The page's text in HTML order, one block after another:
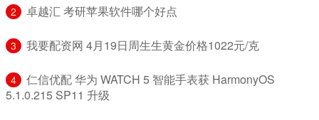
2 ​卓越汇 考研苹果软件哪个好点
3 ​我要配资网 4月19日周生生黄金价格1022元/克
4
​仁信优配 华为 WATCH 5 智能手表获 HarmonyOS
5.1.0.215 SP11 升级